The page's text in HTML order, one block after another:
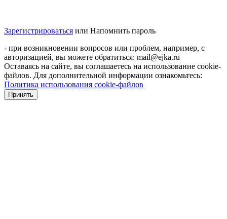
Зарегистрироваться или Напомнить пароль
- при возникновении вопросов или проблем, например, с
авторизацией, вы можете обратиться: mail@ejka.ru
Оставаясь на сайте, вы соглашаетесь на использование cookie-
файлов. Для дополнительной информации ознакомьтесь:
Политика использования cookie-файлов
Принять